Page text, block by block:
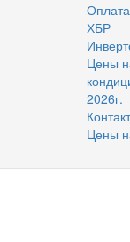
ХБР
Цены
2026г.
Цены